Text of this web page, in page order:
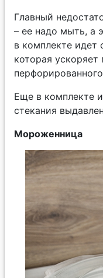
Главный
– ее надо мыть, а
в комплекте идет
которая
Еще в комплекте
стекания
Мороженница